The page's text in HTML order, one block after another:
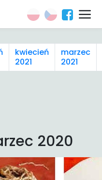
kwiecień
2021
marzec
2021
2020